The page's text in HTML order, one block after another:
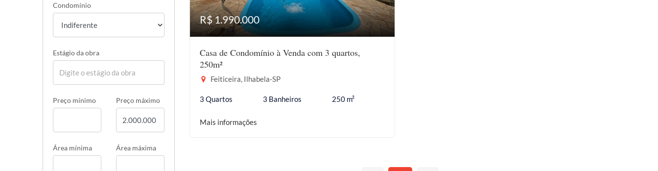
Condomínio
Estágio da obra
Preço mínimo Preço máximo
Área mínima Área máxima
R$ 1.990.000
Casa de Condomínio à Venda com 3 quartos,
250m²
Feiticeira, Ilhabela-SP
3 Quartos 3 Banheiros 250 m²
Mais informações